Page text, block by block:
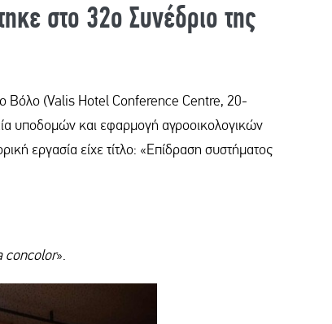
στο 32ο Συνέδριο της
Βόλο (Valis Hotel Conference Centre, 20-
υποδομών και εφαρμογή αγροοικολογικών
εργασία είχε τίτλο: «Επίδραση συστήματος
concolor».